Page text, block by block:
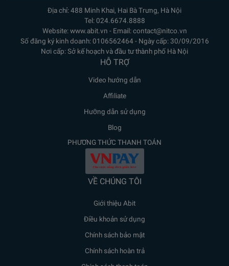
Địa chỉ: 488 Minh Khai, Hai Bà Trưng, Hà Nội
Tel: 024.6674.8888
Website: www.abit.vn - Email: contact@nitco.vn
Số đăng ký kinh doanh: 0106562464 - Ngày cấp: 30/09/2016
Nơi cấp: Sở kế hoạch và đầu tư thành phố Hà Nội
HỖ TRỢ
Video hướng dẫn
Affiliate
Hưỡng dẫn sử dụng
Blog
PHƯƠNG THỨC THANH TOÁN
VỀ CHÚNG TÔI
Giới thiệu Abit
Điều khoản sử dụng
Chính sách bảo mật
Chính sách hoàn trả